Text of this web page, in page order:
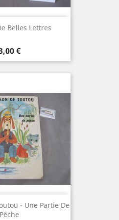
Belles Lettres
€
- Une Partie De
Pêche